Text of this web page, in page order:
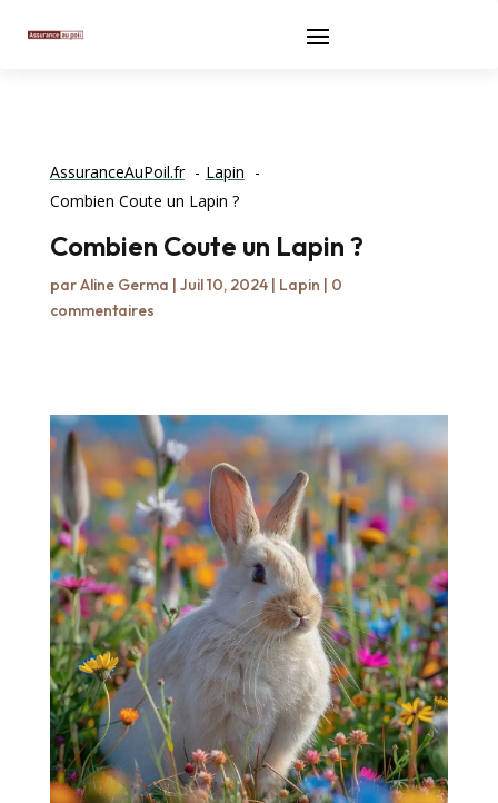
AssuranceAuPoil.fr
Lapin
Combien Coute un Lapin ?
Combien Coute un Lapin ?
parAline Germa | Juil 10, 2024| Lapin | 0
commentaires